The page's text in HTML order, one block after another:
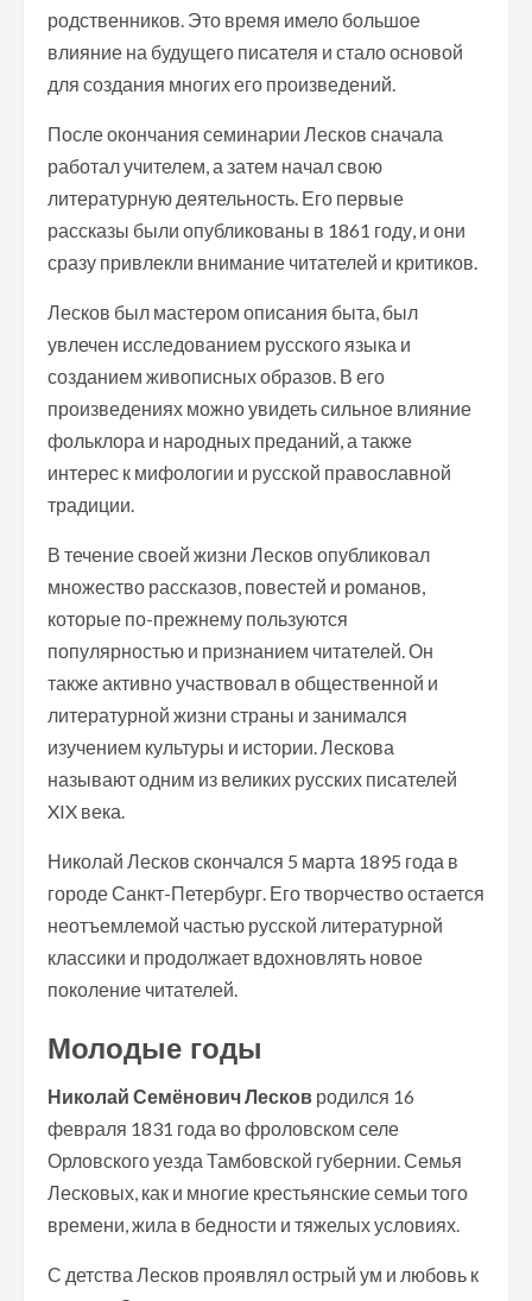
родственников. Это время имело большое
влияние на будущего писателя и стало основой
для создания многих его произведений.
После окончания семинарии Лесков сначала
работал учителем, а затем начал свою
литературную деятельность. Его первые
рассказы были опубликованы в 1861 году, и они
сразу привлекли внимание читателей и критиков.
Лесков был мастером описания быта, был
увлечен исследованием русского языка и
созданием живописных образов. В его
произведениях можно увидеть сильное влияние
фольклора и народных преданий, а также
интерес к мифологии и русской православной
традиции.
В течение своей жизни Лесков опубликовал
множество рассказов, повестей и романов,
которые по-прежнему пользуются
популярностью и признанием читателей. Он
также активно участвовал в общественной и
литературной жизни страны и занимался
изучением культуры и истории. Лескова
называют одним из великих русских писателей
XIX века.
Николай Лесков скончался 5 марта 1895 года в
городе Санкт-Петербург. Его творчество остается
неотъемлемой частью русской литературной
классики и продолжает вдохновлять новое
поколение читателей.
Молодые годы
Николай Семёнович Лесков родился 16
февраля 1831 года во фроловском селе
Орловского уезда Тамбовской губернии. Семья
Лесковых, как и многие крестьянские семьи того
времени, жила в бедности и тяжелых условиях.
С детства Лесков проявлял острый ум и любовь к